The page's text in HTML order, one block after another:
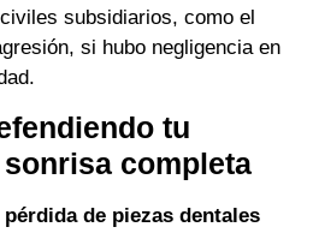
subsidiarios, como el
si hubo negligencia en
tu
completa
de piezas dentales